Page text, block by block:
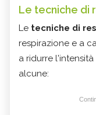
Le tecniche di
Le tecniche di
respirazione e a
a ridurre
alcune: